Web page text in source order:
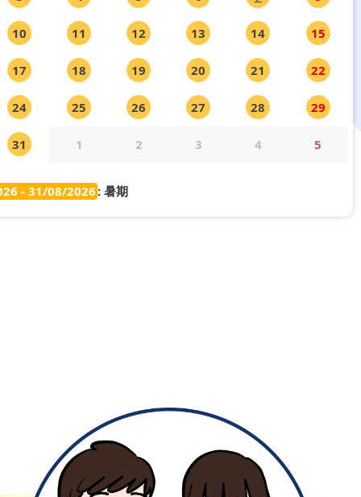
10 11 12 13 14 15
17 18 19 20 21 22
24 25 26 27 28 29
31 1 2 3 4 5
- 31/08/2026 : 暑期